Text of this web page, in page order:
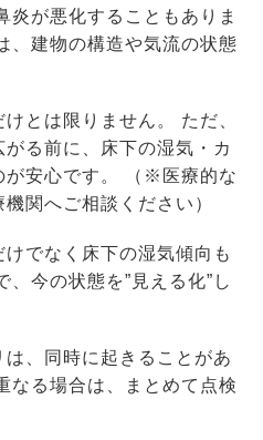
炎が悪化することもありま
、建物の構造や気流の状態
とは限りません。 ただ、
る前に、床下の湿気・カ
が安心です。 （※医療的な
関へご相談ください）
でなく床下の湿気傾向も
今の状態を”見える化”し
、同時に起きることがあ
なる場合は、まとめて点検